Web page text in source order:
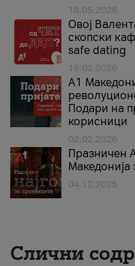
18.05.2026
Овој
скопски
safe dating
16.02.2026
А1
Подари на
корисници
02.02.2026
Празничен
Македонија
04.12.2025
Слични